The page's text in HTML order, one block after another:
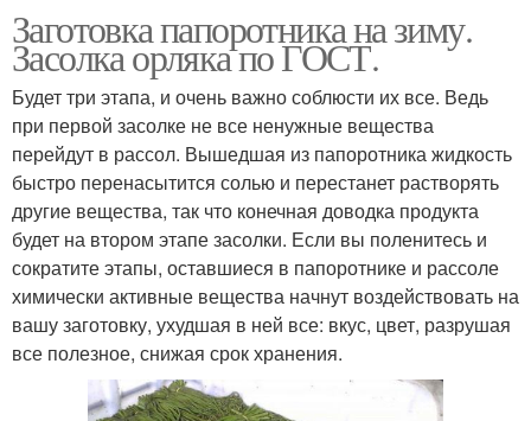
Заготовка папоротника на зиму.
Засолка орляка по ГОСТ.
Будет три этапа, и очень важно соблюсти их все. Ведь
при первой засолке не все ненужные вещества
перейдут в рассол. Вышедшая из папоротника жидкость
быстро перенасытится солью и перестанет растворять
другие вещества, так что конечная доводка продукта
будет на втором этапе засолки. Если вы поленитесь и
сократите этапы, оставшиеся в папоротнике и рассоле
химически активные вещества начнут воздействовать на
вашу заготовку, ухудшая в ней все: вкус, цвет, разрушая
все полезное, снижая срок хранения.